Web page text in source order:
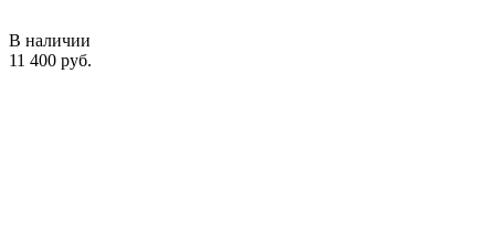
В наличии
11 400 руб.